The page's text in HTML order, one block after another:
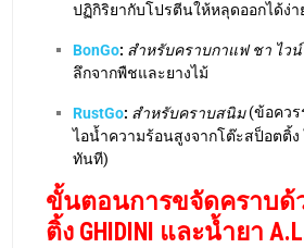
ปฏิกิริยากับโปรตีนให้หลุดออกได้ง่า
BonGo: สำหรับคราบกาแฟ ชา ไวน์
ลึกจากพืชและยางไม้
RustGo: สำหรับคราบสนิม(ข้อควร
ไอน้ำความร้อนสูงจากโต๊ะสป็อตติ้ง
ทันที)
ขั้นตอนการขจัดคราบด้
ติ้ง GHIDINI และน้ำยา